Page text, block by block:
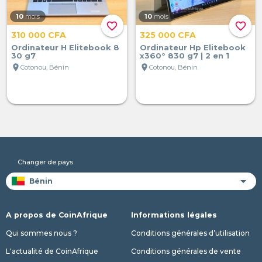
favorite_border
10 mois
310 000 CFA
Ordinateur H Elitebook 8
30 g7
location_on Cotonou, Bénin
favorite_border
10 mois
325 000 CFA
Ordinateur Hp Elitebook
x360° 830 g7 | 2 en 1
location_on Cotonou, Bénin
Changer de pays
A propos de CoinAfrique
Qui sommes nous ?
L'actualité de CoinAfrique
Informations légales
Conditions générales d’utilisation
Conditions générales de vente